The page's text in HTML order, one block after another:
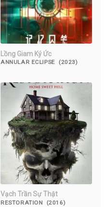
Lồng Giam Ký Ức
ANNULAR ECLIPSE (2023)
Vạch Trần Sự Thật
RESTORATION (2016)